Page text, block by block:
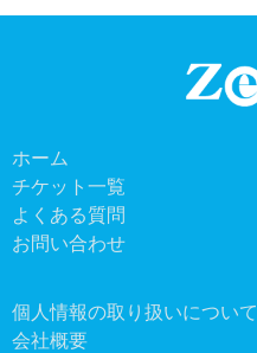
ホーム
チケット一覧
よくある質問
お問い合わせ
個人情報の取り扱いについて
会社概要